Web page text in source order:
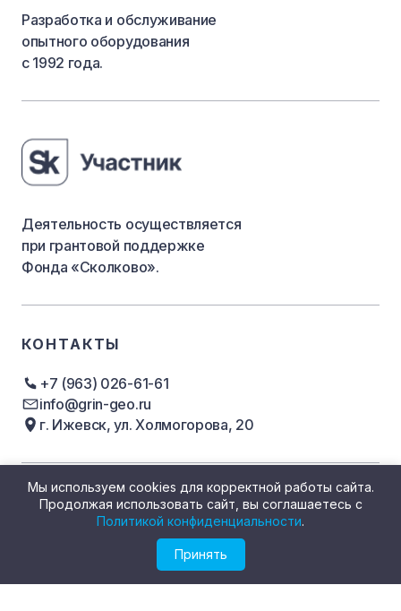
Разработка и обслуживание
опытного оборудования
с 1992 года.
Деятельность осуществляется
при грантовой поддержке
Фонда «Сколково».
КОНТАКТЫ
+7 (963) 026-61-61
info@grin-geo.ru
г. Ижевск, ул. Холмогорова, 20
ДЕЛИМСЯ ОПЫТОМНА ВСЕХ
ПЛАТФОРМАХ
Мы используем cookies для корректной работы сайта.
Продолжая использовать сайт, вы соглашаетесь с
Политикой конфиденциальности.
Принять